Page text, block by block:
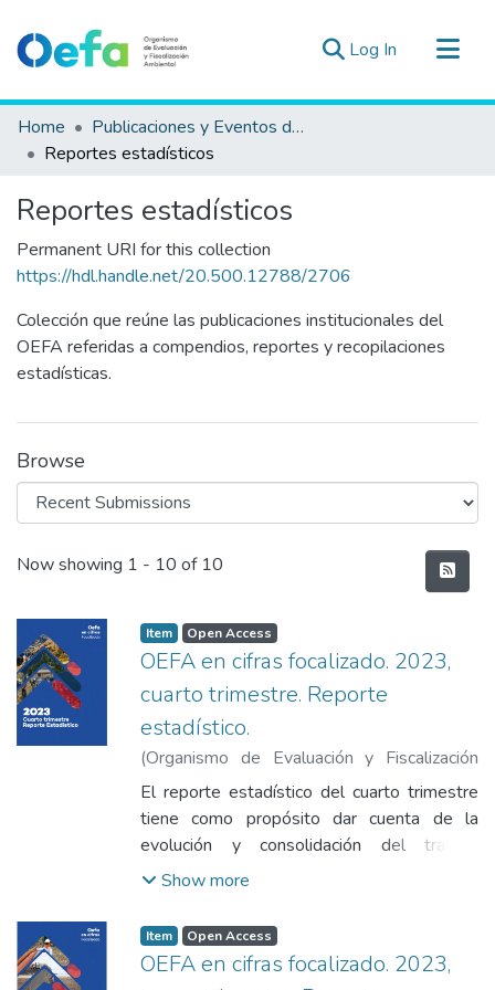
Log In (current)
Communities & Collections
All of DSpace
Estad. Externas
Guias ▾
Home
Publicaciones y Eventos del OEFA
Reportes estadísticos
Reportes estadísticos
Permanent URI for this collection
https://hdl.handle.net/20.500.12788/2706
Colección que reúne las publicaciones institucionales del
OEFA referidas a compendios, reportes y recopilaciones
estadísticas.
Browse
Recent Submissions
Now showing 1 - 10 of 10
Item Open Access
OEFA en cifras focalizado. 2023,
cuarto trimestre. Reporte
estadístico.
(Organismo de Evaluación y Fiscalización
Ambiental ,2024-09 ) Organismo de
Evaluación y Fiscalización Ambiental;
Organismo de Evaluación y Fiscalización
El reporte estadístico del cuarto trimestre
tiene como propósito dar cuenta de la
evolución y consolidación del trabajo
llevado a cabo por la entidad en conjunto
Sinefa, y por ende del cumplimiento
ambiental en todo el país; así como señalar
las oportunidades de mejora y los retos
Show more
Item Open Access
OEFA en cifras focalizado. 2023,